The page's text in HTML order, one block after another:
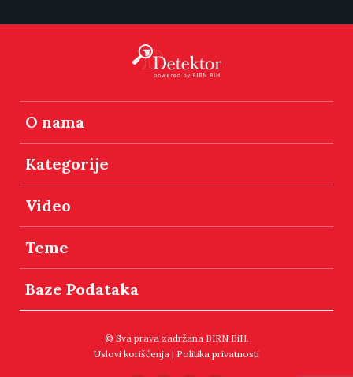
O nama
Kategorije
Video
Teme
Baze Podataka
© Sva prava zadržana BIRN BiH.
Uslovi korišćenja | Politika privatnosti